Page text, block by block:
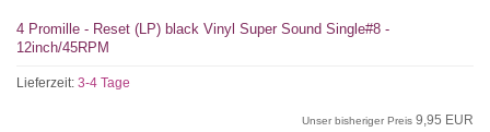
4 Promille - Reset (LP) black Vinyl Super Sound Single#8 -
12inch/45RPM
Lieferzeit: 3-4 Tage
Unser bisheriger Preis 9,95 EUR